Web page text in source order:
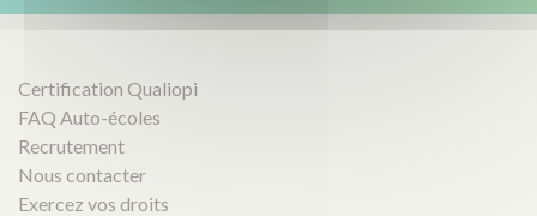
Certification Qualiopi
FAQ Auto-écoles
Recrutement
Nous contacter
Exercez vos droits